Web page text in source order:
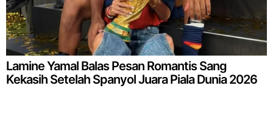
Lamine Yamal Balas Pesan Romantis Sang
Kekasih Setelah Spanyol Juara Piala Dunia 2026